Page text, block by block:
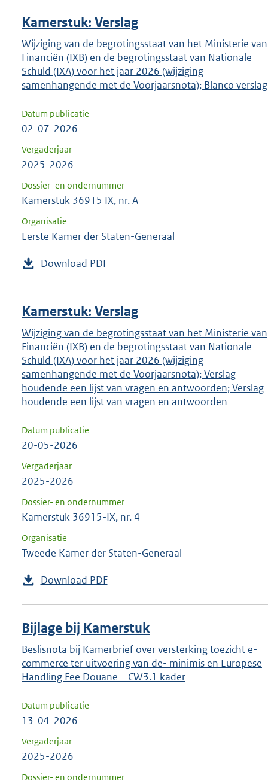
uw
keuze
te
bevestigen.
Kamerstuk: Verslag
Wijziging van de begrotingsstaat van het Ministerie van
Financiën (IXB) en de begrotingsstaat van Nationale
Schuld (IXA) voor het jaar 2026 (wijziging
samenhangende met de Voorjaarsnota); Blanco verslag
Datum publicatie
02-07-2026
Vergaderjaar
2025-2026
Dossier- en ondernummer
Kamerstuk 36915 IX, nr. A
Organisatie
Eerste Kamer der Staten-Generaal
Download PDF
Kamerstuk: Verslag
Wijziging van de begrotingsstaat van het Ministerie van
Financiën (IXB) en de begrotingsstaat van Nationale
Schuld (IXA) voor het jaar 2026 (wijziging
samenhangende met de Voorjaarsnota); Verslag
houdende een lijst van vragen en antwoorden; Verslag
houdende een lijst van vragen en antwoorden
Datum publicatie
20-05-2026
Vergaderjaar
2025-2026
Dossier- en ondernummer
Kamerstuk 36915-IX, nr. 4
Organisatie
Tweede Kamer der Staten-Generaal
Download PDF
Bijlage bij Kamerstuk
Beslisnota bij Kamerbrief over versterking toezicht e-
commerce ter uitvoering van de- minimis en Europese
Handling Fee Douane – CW3.1 kader
Datum publicatie
13-04-2026
Vergaderjaar
2025-2026
Dossier- en ondernummer